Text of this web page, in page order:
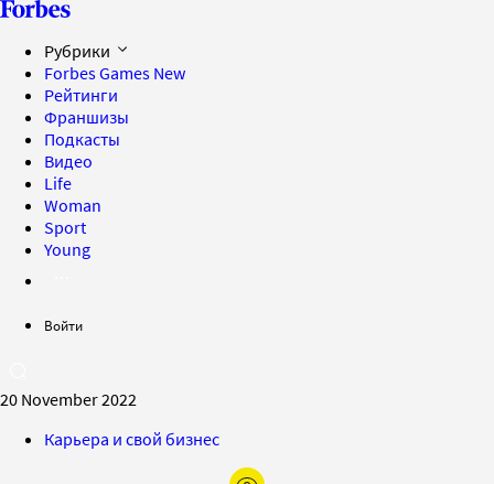
Рубрики
Forbes Games New
Рейтинги
Франшизы
Подкасты
Видео
Life
Woman
Sport
Young
Войти
20 November 2022
Карьера и свой бизнес